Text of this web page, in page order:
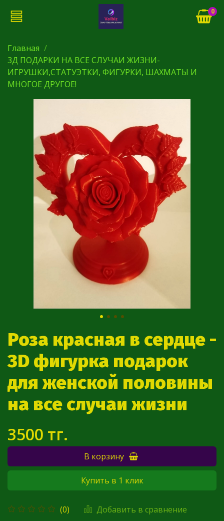
0
Главная
3Д ПОДАРКИ НА ВСЕ СЛУЧАИ ЖИЗНИ-
ИГРУШКИ,СТАТУЭТКИ, ФИГУРКИ, ШАХМАТЫ И
МНОГОЕ ДРУГОЕ!
Роза красная в сердце -
3D фигурка подарок
для женской половины
на все случаи жизни
(0) Добавить в сравнение
3500 тг.
В корзину
Купить в 1 клик